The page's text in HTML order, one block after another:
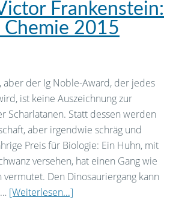
Frankenstein:
2015
der Ig Noble-Award, der jedes
ist keine Auszeichnung zur
Scharlatanen. Statt dessen werden
aber irgendwie schräg und
Preis für Biologie: Ein Huhn, mit
versehen, hat einen Gang wie
Den Dinosauriergang kann
[Weiterlesen...]